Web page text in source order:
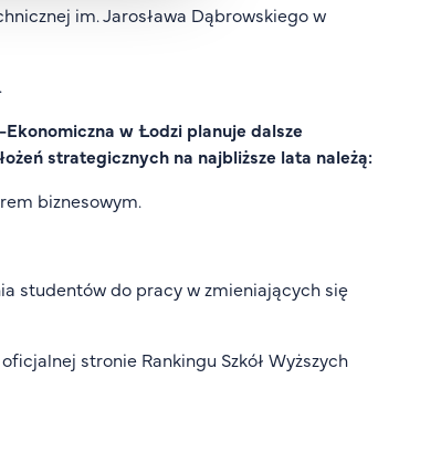
im. Jarosława Dąbrowskiego w
w Łodzi planuje dalsze
strategicznych na najbliższe lata należą:
biznesowym.
studentów do pracy w zmieniających się
stronie Rankingu Szkół Wyższych